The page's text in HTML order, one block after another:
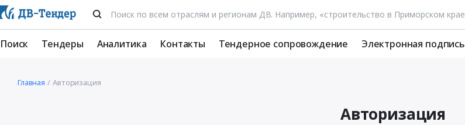
Поиск Тендеры Аналитика Контакты Тендерное сопровождение Электронная подпись
Главная Авторизация
Авторизация